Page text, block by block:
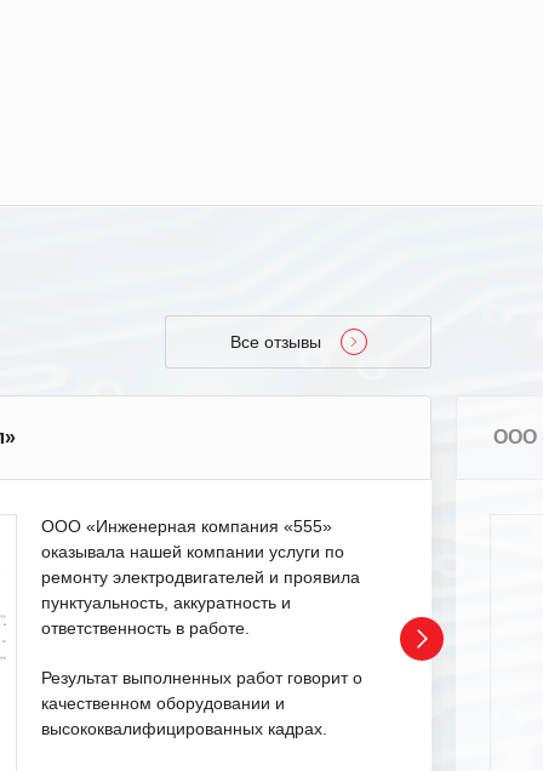
Все отзывы
ООО «Инженерная компания «555»
оказывала нашей компании услуги по
ремонту электродвигателей и проявила
пунктуальность, аккуратность и
ответственность в работе.
Результат выполненных работ говорит о
качественном оборудовании и
высококвалифицированных кадрах.
ООО